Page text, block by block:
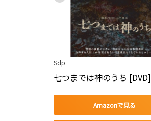
Sdp
七つまでは神のうち [DVD]
Amazonで見る